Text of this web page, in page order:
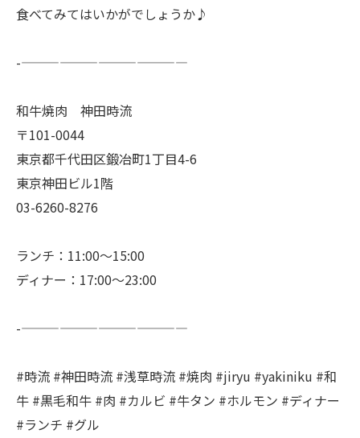
食べてみてはいかがでしょうか♪
-—————————————
和牛焼肉 神田時流
〒101-0044
東京都千代田区鍛冶町1丁目4-6
東京神田ビル1階
03-6260-8276
ランチ：11:00～15:00
ディナー：17:00～23:00
-—————————————
#時流 #神田時流 #浅草時流 #焼肉 #jiryu #yakiniku #和
牛 #黒毛和牛 #肉 #カルビ #牛タン #ホルモン #ディナー
#ランチ #グル